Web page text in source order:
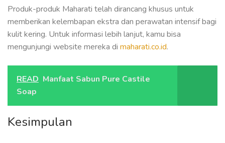
Produk-produk Maharati telah dirancang khusus untuk
memberikan kelembapan ekstra dan perawatan intensif bagi
kulit kering. Untuk informasi lebih lanjut, kamu bisa
mengunjungi website mereka di maharati.co.id.
READ Manfaat Sabun Pure Castile
Soap
Kesimpulan